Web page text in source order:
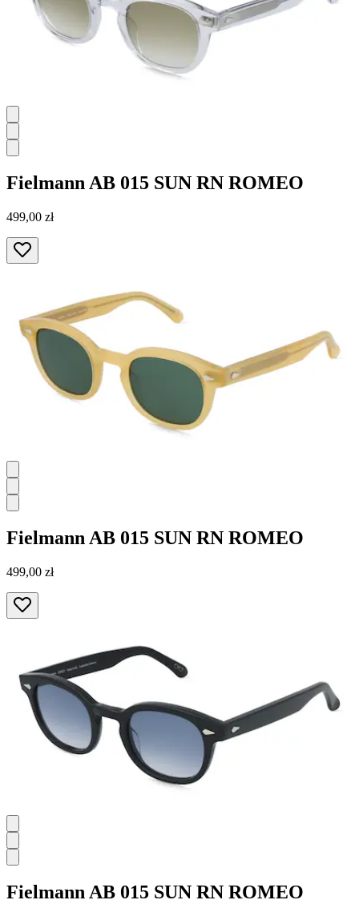
Fielmann AB 015 SUN RN ROMEO
499,00 zł
Fielmann AB 015 SUN RN ROMEO
499,00 zł
FielmannAB 015 SUN RN ROMEO